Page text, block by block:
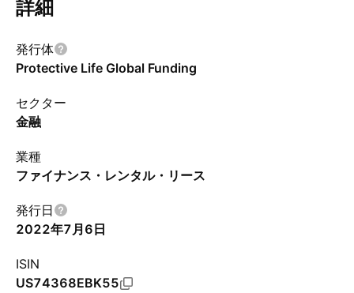
詳細
発行体
Protective Life Global Funding
セクター
金融
業種
ファイナンス・レンタル・リース
発行日
2022年7月6日
ISIN
US74368EBK55